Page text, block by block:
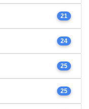
21
24
25
25